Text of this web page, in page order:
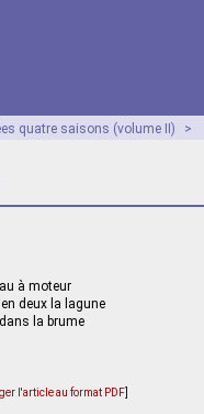
quatre saisons (volume II) >
à moteur
en deux la lagune
la brume
l'article au format PDF